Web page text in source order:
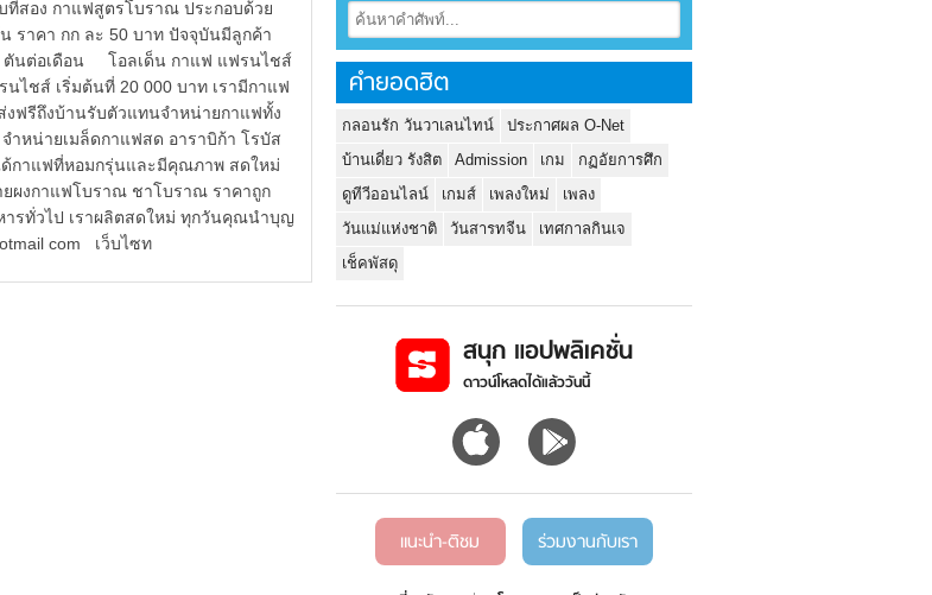
ที่สอง กาแฟสูตรโบราณ ประกอบด้วย
ราคา กก ละ 50 บาท ปัจจุบันมีลูกค้า
ตันต่อเดือน โอลเด็น กาแฟ แฟรนไชส์
ไชส์ เริ่มต้นที่ 20 000 บาท เรามีกาแฟ
ฟรีถึงบ้านรับตัวแทนจำหน่ายกาแฟทั้ง
ำหน่ายเมล็ดกาแฟสด อาราบิก้า โรบัส
ด้กาแฟที่หอมกรุ่นและมีคุณภาพ สดใหม่
ยผงกาแฟโบราณ ชาโบราณ ราคาถูก
ารทั่วไป เราผลิตสดใหม่ ทุกวันคุณนำบุญ
com เว็บไซท
คำยอดฮิต
กลอนรัก วันวาเลนไทน์
ประกาศผล O-Net
บ้านเดี่ยว รังสิต
Admission เกม
กฏอัยการศึก
ดูทีวีออนไลน์
เกมส์ เพลงใหม่
เพลง
วันแม่แห่งชาติ
วันสารทจีน
เทศกาลกินเจ
เช็คพัสดุ
สนุก แอปพลิเคชั่น
ดาวน์โหลดได้แล้ววันนี้
แนะนำ-ติชม ร่วมงานกับเรา